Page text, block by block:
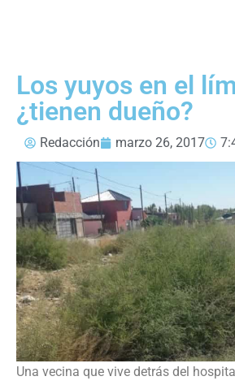
Los yuyos en el
¿tienen dueño?
Redacción marzo 26, 2017
Una vecina que vive detrás del